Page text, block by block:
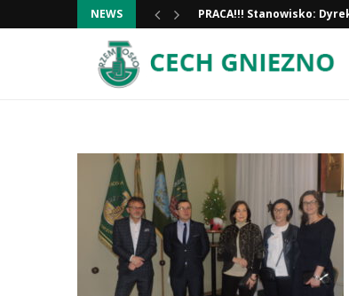
NEWS
Informacja ważna!